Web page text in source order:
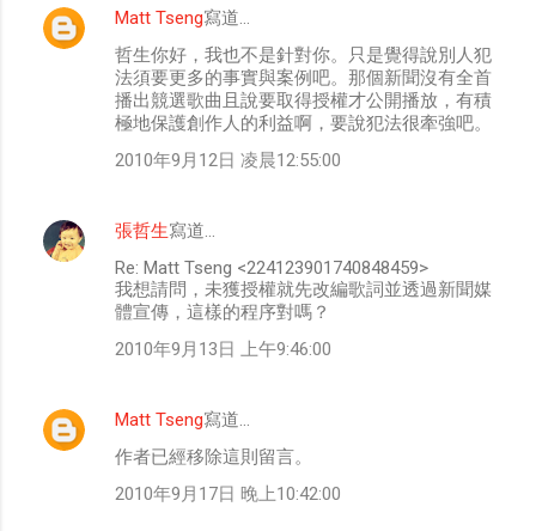
Matt Tseng寫道…
哲生你好，我也不是針對你。只是覺得說別人犯
法須要更多的事實與案例吧。那個新聞沒有全首
播出競選歌曲且說要取得授權才公開播放，有積
極地保護創作人的利益啊，要說犯法很牽強吧。
2010年9月12日 凌晨12:55:00
張哲生寫道…
Re: Matt Tseng <224123901740848459>
我想請問，未獲授權就先改編歌詞並透過新聞媒
體宣傳，這樣的程序對嗎？
2010年9月13日 上午9:46:00
Matt Tseng寫道…
作者已經移除這則留言。
2010年9月17日 晚上10:42:00